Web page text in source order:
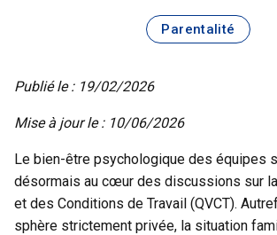
Parentalité
Publié le : 19/02/2026
Mise à jour le : 10/06/2026
Le bien-être psychologique des équipes
désormais au cœur des discussions sur
et des Conditions de Travail (QVCT).
sphère strictement privée, la situation